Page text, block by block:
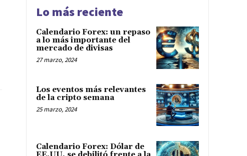
Lo más reciente
Calendario Forex: un repaso
a lo más importante del
mercado de divisas
27 marzo, 2024
Los eventos más relevantes
de la cripto semana
25 marzo, 2024
Calendario Forex: Dólar de